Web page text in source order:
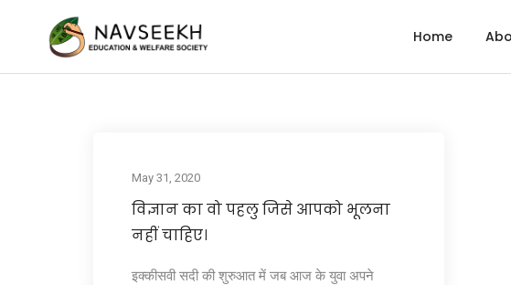
Home
May 31, 2020
विज्ञान का वो पहलु जिसे आपको भूलना
नहीं चाहिए।
इक्कीसवी सदी की शुरुआत में जब आज के युवा अपने